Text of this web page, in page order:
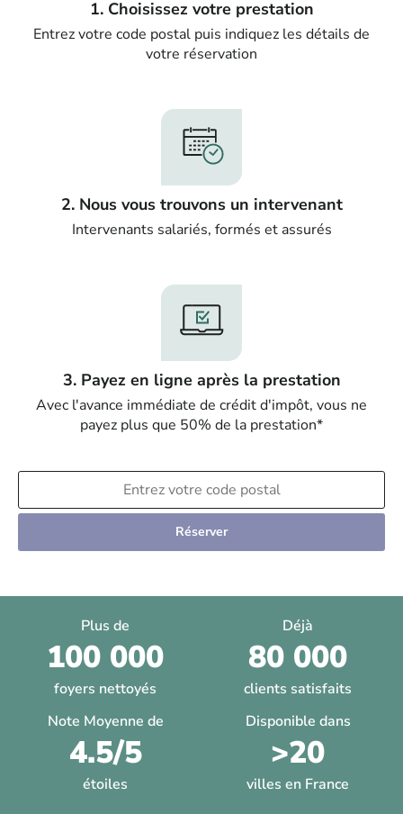
1. Choisissez votre prestation
Entrez votre code postal puis indiquez les détails de
votre réservation
2. Nous vous trouvons un intervenant
Intervenants salariés, formés et assurés
3. Payez en ligne après la prestation
Avec l'avance immédiate de crédit d'impôt, vous ne
payez plus que 50% de la prestation*
Réserver
Plus de
100 000
foyers nettoyés
Déjà
80 000
clients satisfaits
Note Moyenne de
4.5/5
étoiles
Disponible dans
>20
villes en France